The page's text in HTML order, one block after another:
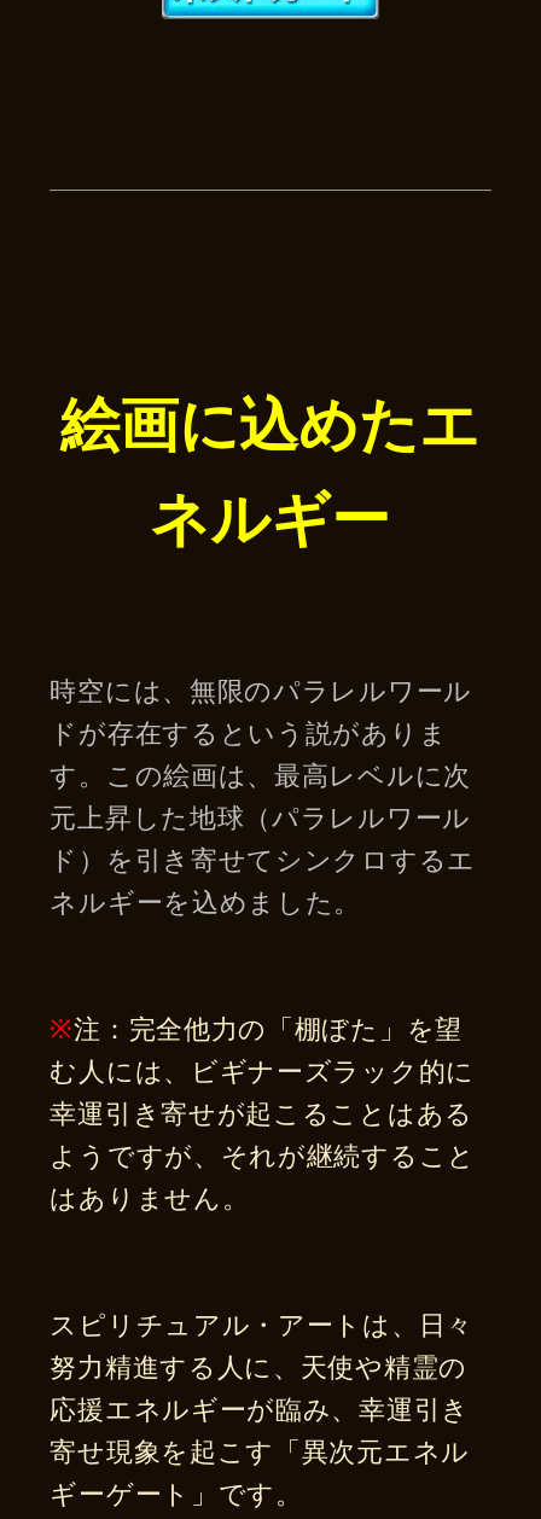
絵画に込めたエ
ネルギー
時空には、無限のパラレルワール
ドが存在するという説がありま
す。この絵画は、最高レベルに次
元上昇した地球（パラレルワール
ド）を引き寄せてシンクロするエ
ネルギーを込めました。
※注：完全他力の「棚ぼた」を望
む人には、ビギナーズラック的に
幸運引き寄せが起こることはある
ようですが、それが継続すること
はありません。
スピリチュアル・アートは、日々
努力精進する人に、天使や精霊の
応援エネルギーが臨み、幸運引き
寄せ現象を起こす「異次元エネル
ギーゲート」です。